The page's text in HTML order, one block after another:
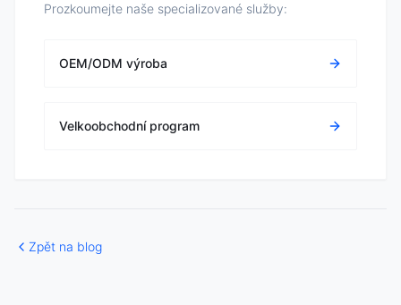
Prozkoumejte naše specializované služby:
OEM/ODM výroba
Velkoobchodní program
Zpět na blog